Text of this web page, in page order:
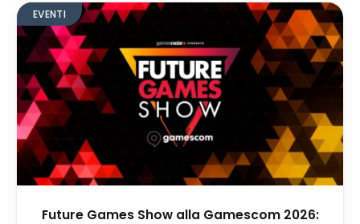
EVENTI
Future Games Show alla Gamescom 2026: